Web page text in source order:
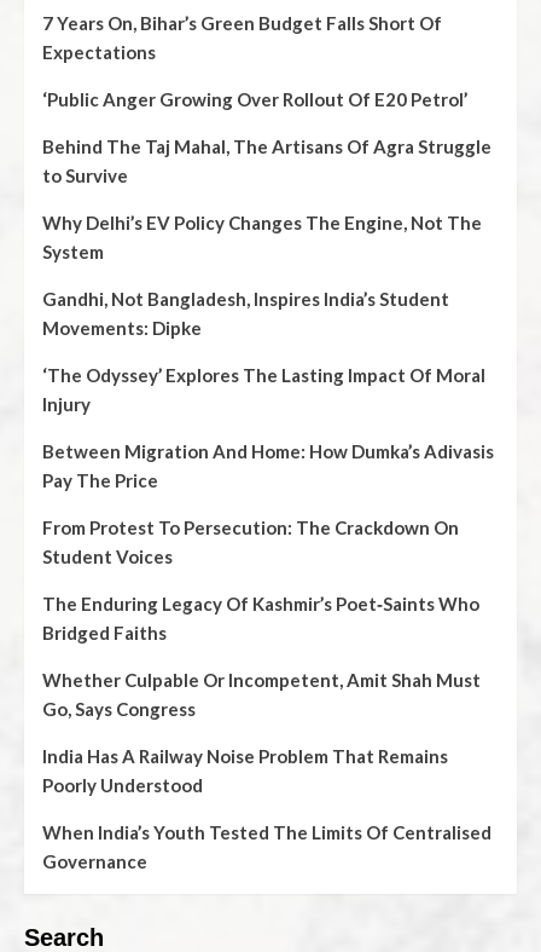
7 Years On, Bihar’s Green Budget Falls Short Of
Expectations
‘Public Anger Growing Over Rollout Of E20 Petrol’
Behind The Taj Mahal, The Artisans Of Agra Struggle
to Survive
Why Delhi’s EV Policy Changes The Engine, Not The
System
Gandhi, Not Bangladesh, Inspires India’s Student
Movements: Dipke
‘The Odyssey’ Explores The Lasting Impact Of Moral
Injury
Between Migration And Home: How Dumka’s Adivasis
Pay The Price
From Protest To Persecution: The Crackdown On
Student Voices
The Enduring Legacy Of Kashmir’s Poet‑Saints Who
Bridged Faiths
Whether Culpable Or Incompetent, Amit Shah Must
Go, Says Congress
India Has A Railway Noise Problem That Remains
Poorly Understood
When India’s Youth Tested The Limits Of Centralised
Governance
Search